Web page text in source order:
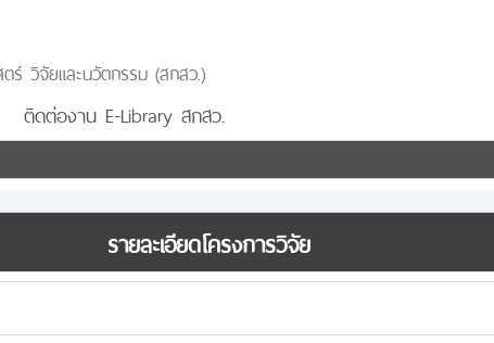
ร์ วิจัยและนวัตกรรม (สกสว.)
ติดต่องาน E-Library สกสว.
รายละเอียดโครงการวิจัย